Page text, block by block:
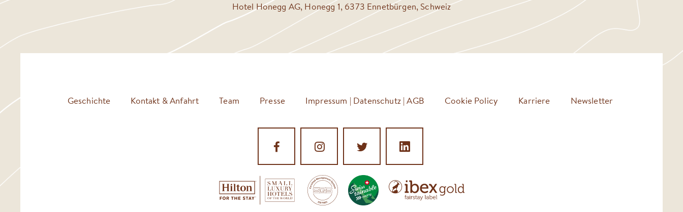
Hotel Honegg AG, Honegg 1, 6373 Ennetbürgen, Schweiz
Geschichte Kontakt & Anfahrt Team Presse Impressum | Datenschutz | AGB Cookie Policy Karriere Newsletter